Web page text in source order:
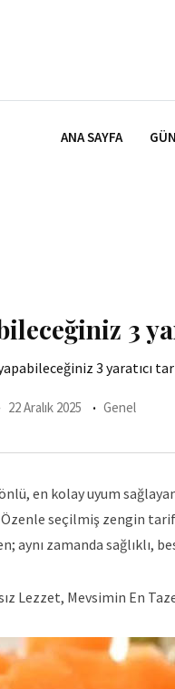
ANA SAYFA
3
3 yaratıcı
22 Aralık 2025 Genel
en kolay uyum
Özenle seçilmiş zengin
aynı zamanda sağlıklı,
Lezzet, Mevsimin En